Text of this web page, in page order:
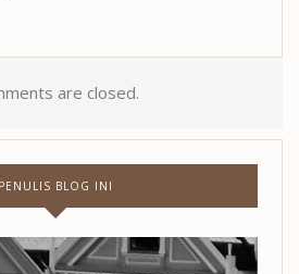
are closed.
PENULIS BLOG INI